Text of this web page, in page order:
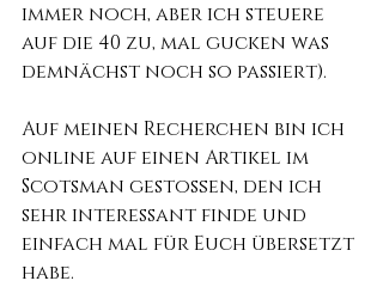
immer noch, aber ich steuere
auf die 40 zu, mal gucken was
demnächst noch so passiert).
Auf meinen Recherchen bin ich
online auf einen Artikel im
Scotsman gestoßen, den ich
sehr interessant finde und
einfach mal für Euch übersetzt
habe.